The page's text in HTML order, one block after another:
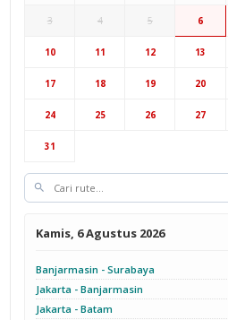
Hub Surabaya
Cab
3 4 5 6
10 11 12 13
17 18 19 20
24 25 26 27
31
Kamis, 6 Agustus 2026
Banjarmasin - Surabaya
Jakarta - Banjarmasin
Jakarta - Batam